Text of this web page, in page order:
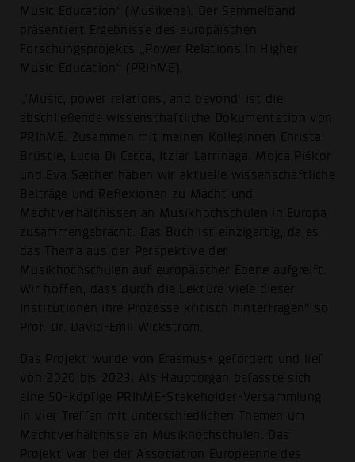
Music Education" (Musikene). Der Sammelband
präsentiert Ergebnisse des europäischen
Forschungsprojekts „Power Relations In Higher
Music Education“ (PRIhME).
„’Music, power relations, and beyond‘ ist die
abschließende wissenschaftliche Dokumentation von
PRIhME. Zusammen mit meinen Kolleginnen Christa
Brüstle, Lucia Di Cecca, Itziar Larrinaga, Mojca Piškor
und Eva Sæther haben wir aktuelle wissenschaftliche
Beiträge und Reflexionen zu Macht und
Machtverhältnissen an Musikhochschulen in Europa
zusammengebracht. Das Buch ist einzigartig, da es
das Thema aus der Perspektive der
Musikhochschulen auf europäischer Ebene aufgreift.
Wir hoffen, dass durch die Lektüre viele dieser
Institutionen ihre Prozesse kritisch hinterfragen“ so
Prof. Dr. David-Emil Wickström.
Das Projekt wurde von Erasmus+ gefördert und lief
von 2020 bis 2023. Als Hauptorgan befasste sich
eine 50-köpfige PRIhME-Stakeholder-Versammlung
in vier Treffen mit unterschiedlichen Themen um
Machtverhältnisse an Musikhochschulen. Das
Projekt war bei der Association Européenne des